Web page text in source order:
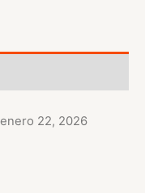
enero 22, 2026